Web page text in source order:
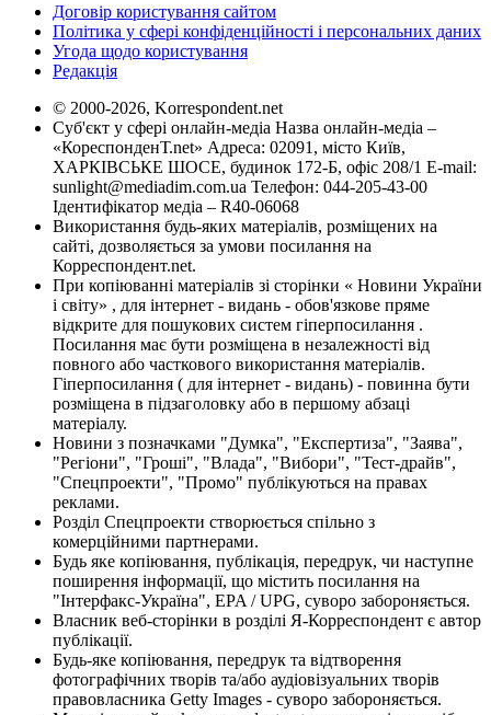
Договір користування сайтом
Політика у сфері конфіденційності і персональних даних
Угода щодо користування
Редакція
© 2000-2026, Korrespondent.net
Суб'єкт у сфері онлайн-медіа Назва онлайн-медіа –
«КореспонденТ.net» Адреса: 02091, місто Київ,
ХАРКІВСЬКЕ ШОСЕ, будинок 172-Б, офіс 208/1 E-mail:
sunlight@mediadim.com.ua Телефон: 044-205-43-00
Ідентифікатор медіа – R40-06068
Використання будь-яких матеріалів, розміщених на
сайті, дозволяється за умови посилання на
Корреспондент.net.
При копіюванні матеріалів зі сторінки « Новини України
і світу» , для інтернет - видань - обов'язкове пряме
відкрите для пошукових систем гіперпосилання .
Посилання має бути розміщена в незалежності від
повного або часткового використання матеріалів.
Гіперпосилання ( для інтернет - видань) - повинна бути
розміщена в підзаголовку або в першому абзаці
матеріалу.
Новини з позначками "Думка", "Експертиза", "Заява",
"Регіони", "Гроші", "Влада", "Вибори", "Тест-драйв",
"Спецпроекти", "Промо" публікуються на правах
реклами.
Розділ Спецпроекти створюється спільно з
комерційними партнерами.
Будь яке копіювання, публікація, передрук, чи наступне
поширення інформації, що містить посилання на
"Інтерфакс-Україна", EPA / UPG, суворо забороняється.
Власник веб-сторінки в розділі Я-Корреспондент є автор
публікації.
Будь-яке копіювання, передрук та відтворення
фотографічних творів та/або аудіовізуальних творів
правовласника Getty Images - суворо забороняється.